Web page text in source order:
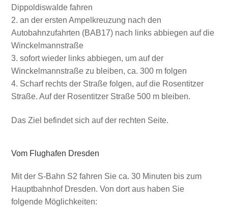
Dippoldiswalde fahren
an der ersten Ampelkreuzung nach den
Autobahnzufahrten (BAB17) nach links abbiegen auf die
Winckelmannstraße
sofort wieder links abbiegen, um auf der
Winckelmannstraße zu bleiben, ca. 300 m folgen
Scharf rechts der Straße folgen, auf die Rosentitzer
Straße. Auf der Rosentitzer Straße 500 m bleiben.
Das Ziel befindet sich auf der rechten Seite.
Vom Flughafen Dresden
Mit der S-Bahn S2 fahren Sie ca. 30 Minuten bis zum
Hauptbahnhof Dresden. Von dort aus haben Sie
folgende Möglichkeiten: